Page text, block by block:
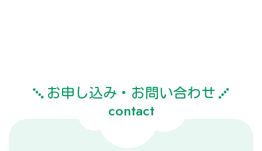
お申し込み・お問い合わせ
contact